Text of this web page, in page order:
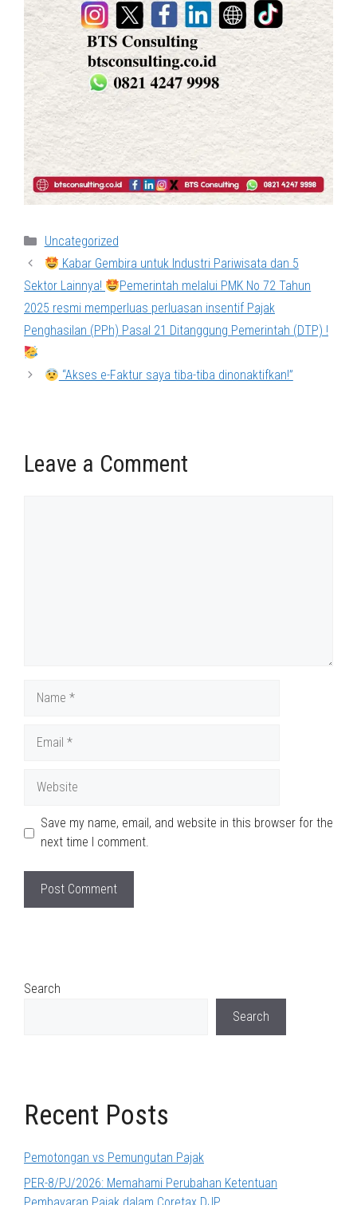
Categories
Uncategorized
Kabar Gembira untuk Industri Pariwisata dan 5
Sektor Lainnya!
Pemerintah melalui PMK No 72 Tahun
2025 resmi memperluas perluasan insentif Pajak
Penghasilan (PPh) Pasal 21 Ditanggung Pemerintah (DTP) !
“Akses e-Faktur saya tiba-tiba dinonaktifkan!”
Leave a Comment
Save my name, email, and website in this browser for the
next time I comment.
Search
Search
Recent Posts
Pemotongan vs Pemungutan Pajak
PER-8/PJ/2026: Memahami Perubahan Ketentuan